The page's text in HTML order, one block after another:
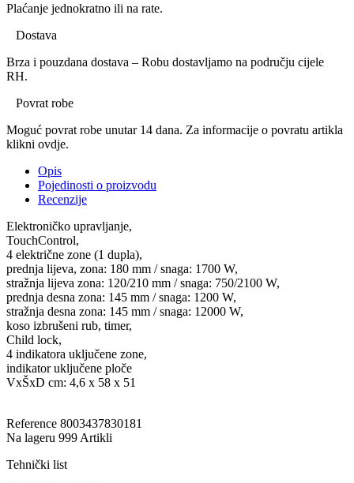
Plaćanje jednokratno ili na rate.
Dostava
Brza i pouzdana dostava – Robu dostavljamo na području cijele
RH.
Povrat robe
Moguć povrat robe unutar 14 dana. Za informacije o povratu artikla
klikni ovdje.
Opis
Pojedinosti o proizvodu
Recenzije
Elektroničko upravljanje,
TouchControl,
4 električne zone (1 dupla),
prednja lijeva, zona: 180 mm / snaga: 1700 W,
stražnja lijeva zona: 120/210 mm / snaga: 750/2100 W,
prednja desna zona: 145 mm / snaga: 1200 W,
stražnja desna zona: 145 mm / snaga: 12000 W,
koso izbrušeni rub, timer,
Child lock,
4 indikatora uključene zone,
indikator uključene ploče
VxŠxD cm: 4,6 x 58 x 51
Reference 8003437830181
Na lageru 999 Artikli
Tehnički list